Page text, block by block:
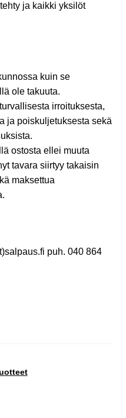
ja kaikki yksilöt
kuin se
ole takuuta.
irroituksesta,
ja poiskuljetuksesta sekä
ostosta ellei muuta
tavara siirtyy takaisin
maksettua
puh. 040 864